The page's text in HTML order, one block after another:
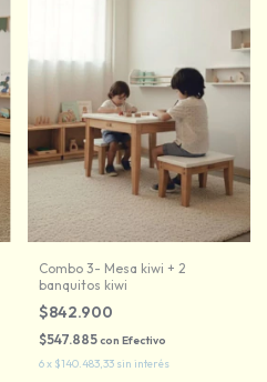
Combo 3- Mesa kiwi + 2
banquitos kiwi
$842.900
$547.885con Efectivo
6x $140.483,33 sin interés